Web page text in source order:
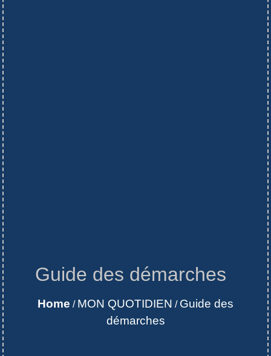
Guide des démarches
Home / MON QUOTIDIEN / Guide des
démarches